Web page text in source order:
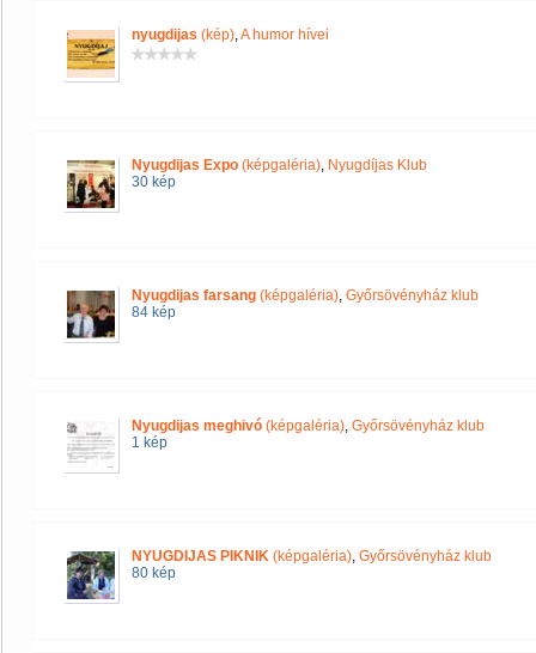
nyugdijas (kép),A humor hívei
Nyugdijas Expo (képgaléria), Nyugdíjas Klub
30 kép
Nyugdijas farsang (képgaléria), Győrsövényház klub
84 kép
Nyugdijas meghivó (képgaléria), Győrsövényház klub
1 kép
NYUGDIJAS PIKNIK (képgaléria), Győrsövényház klub
80 kép